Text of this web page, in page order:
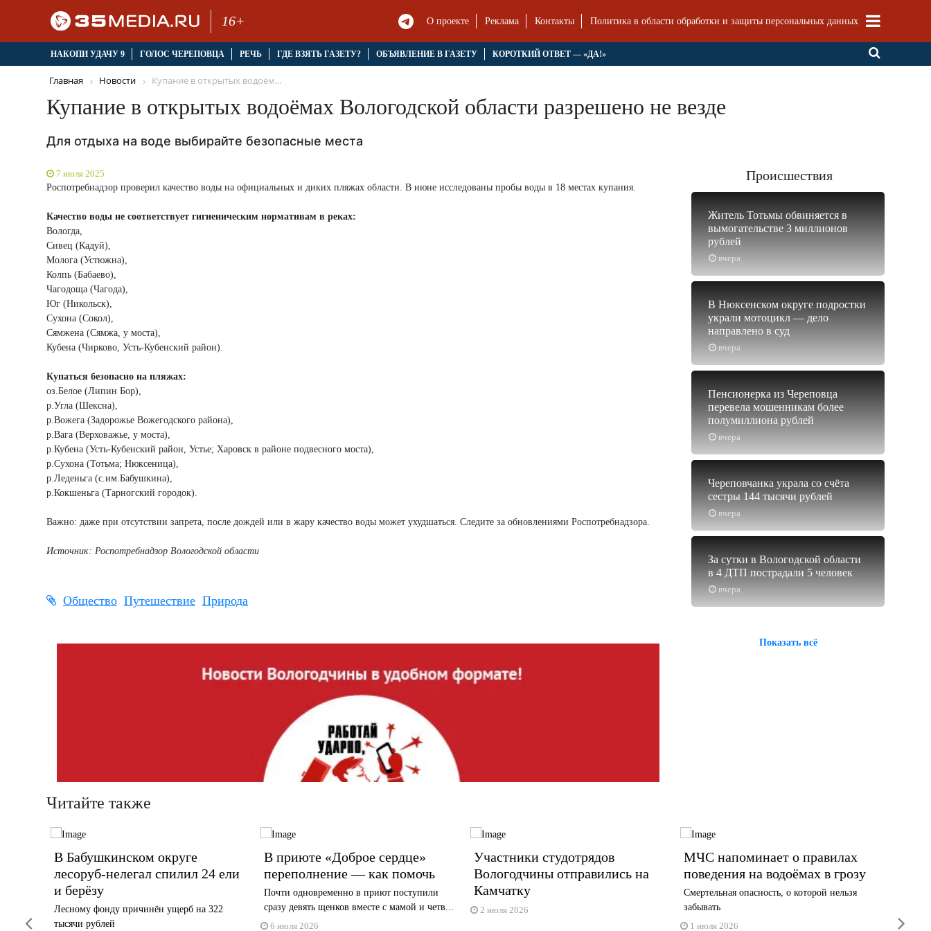
16+ О проекте Реклама Контакты Политика в области обработки и защиты персональных данных
НАКОПИ УДАЧУ 9 ГОЛОС ЧЕРЕПОВЦА РЕЧЬ ГДЕ ВЗЯТЬ ГАЗЕТУ? ОБЪЯВЛЕНИЕ В ГАЗЕТУ КОРОТКИЙ ОТВЕТ — «ДА!»
Главная Новости Купание в открытых водоём...
Купание в открытых водоёмах Вологодской области разрешено не везде
Для отдыха на воде выбирайте безопасные места
7 июля 2025
Роспотребнадзор проверил качество воды на официальных и диких пляжах области. В июне исследованы пробы воды в 18 местах купания.
Качество воды не соответствует гигиеническим нормативам в реках:
Вологда,
Сивец (Кадуй),
Молога (Устюжна),
Колпь (Бабаево),
Чагодоща (Чагода),
Юг (Никольск),
Сухона (Сокол),
Сямжена (Сямжа, у моста),
Кубена (Чирково, Усть-Кубенский район).
Купаться безопасно на пляжах:
оз.Белое (Липин Бор),
р.Угла (Шексна),
р.Вожега (Задорожье Вожегодского района),
р.Вага (Верховажье, у моста),
р.Кубена (Усть-Кубенский район, Устье; Харовск в районе подвесного моста),
р.Сухона (Тотьма; Нюксеница),
р.Леденьга (с.им.Бабушкина),
р.Кокшеньга (Тарногский городок).
Важно: даже при отсутствии запрета, после дождей или в жару качество воды может ухудшаться. Следите за обновлениями Роспотребнадзора.
Источник: Роспотребнадзор Вологодской области
Общество Путешествие Природа
Происшествия
вчера
Житель Тотьмы обвиняется в
вымогательстве 3 миллионов
рублей
вчера
В Нюксенском округе подростки
украли мотоцикл — дело
направлено в суд
вчера
Пенсионерка из Череповца
перевела мошенникам более
полумиллиона рублей
вчера
Череповчанка украла со счёта
сестры 144 тысячи рублей
вчера
За сутки в Вологодской области
в 4 ДТП пострадали 5 человек
Показать всё
Читайте также
В Бабушкинском округе
лесоруб-нелегал спилил 24 ели
и берёзу
Лесному фонду причинён ущерб на 322
тысячи рублей
В приюте «Доброе сердце»
переполнение — как помочь
Почти одновременно в приют поступили
сразу девять щенков вместе с мамой и четв...
6 июля 2026
Участники студотрядов
Вологодчины отправились на
Камчатку
2 июля 2026
МЧС напоминает о правилах
поведения на водоёмах в грозу
Смертельная опасность, о которой нельзя
забывать
1 июля 2026